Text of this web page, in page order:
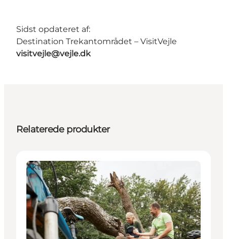
Sidst opdateret af:
Destination Trekantområdet – VisitVejle
visitvejle@vejle.dk
Relaterede produkter
Aktiviteter